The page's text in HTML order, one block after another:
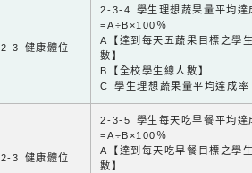
2-3 健康體位
2-3-4 學生理想蔬果量平均達
=A÷B×100％
A【達到每天五蔬果目標之學
數】
B【全校學生總人數】
C 學生理想蔬果量平均達成率
2-3 健康體位
2-3-5 學生每天吃早餐平均達
=A÷B×100％
A【達到每天吃早餐目標之學
數】